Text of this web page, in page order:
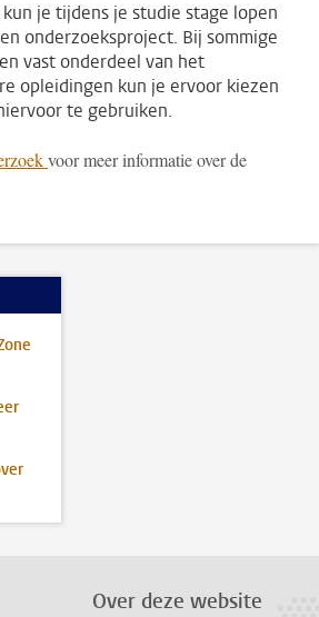
je tijdens je studie stage lopen
onderzoeksproject. Bij sommige
vast onderdeel van het
opleidingen kun je ervoor kiezen
te gebruiken.
voor meer informatie over de
Over deze website